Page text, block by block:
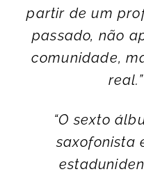
partir de um
passado, não
comunidade,
real.”
“O sexto
saxofonista